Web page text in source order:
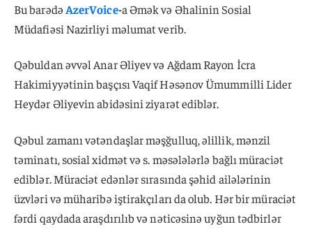
Bu barədəAzerVoice-a Əmək və Əhalinin Sosial
Müdafiəsi Nazirliyi məlumat verib.
Qəbuldan əvvəl Anar Əliyev və Ağdam Rayon İcra
Hakimiyyətinin başçısı Vaqif Həsənov Ümummilli Lider
Heydər Əliyevin abidəsini ziyarət ediblər.
Qəbul zamanı vətəndaşlar məşğulluq, əlillik, mənzil
təminatı, sosial xidmət və s. məsələlərlə bağlı müraciət
ediblər. Müraciət edənlər sırasında şəhid ailələrinin
üzvləri və müharibə iştirakçıları da olub. Hər bir müraciət
fərdi qaydada araşdırılıb və nəticəsinə uyğun tədbirlər